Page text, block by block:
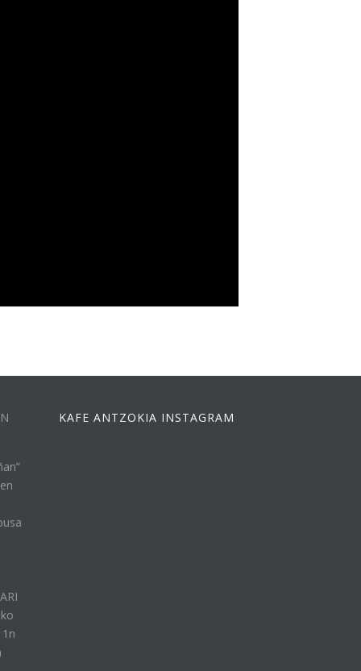
KAFE ANTZOKIA INSTAGRAM